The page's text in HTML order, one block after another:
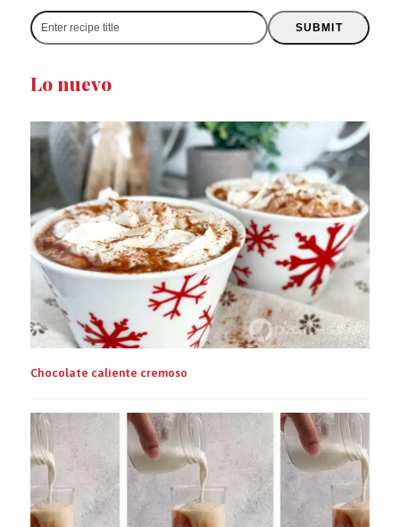
Enter
recipe
SUBMIT
Lo nuevo
Chocolate caliente cremoso